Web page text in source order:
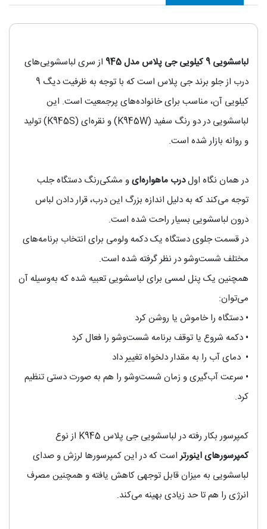
لباسشویی 9 کیلویی جی پلاس مدل 945
از سری لباسشویی‌های
درب‌ از جلو برند جی پلاس است که با توجه به ظرفیت دیگ 9
کیلویی آن، مناسب برای خانواده‌های پرجمعیت است. این
لباسشویی در دو رنگ سفید (K945W) و نقره‌ای (K945S) تولید
و روانه بازار شده است.
در همان نگاه اولدرب ماهواره‌ایو مشکی‌رنگ دستگاه جلب
توجه می‌کند که به دلیل اندازه بزرگ این درب، قرار دادن لباس
درون لباسشویی بسیار راحت شده است.
در قسمت جلوی دستگاه یک دکمه ولومی برای انتخاب برنامه‌های
مختلف شست‌وشو در نظر گرفته شده است.
همچنین یک پنل لمسی برای لباسشویی تعبیه شده که به‌وسیله آن
می‌توان:
• دستگاه را خاموش یا روشن کرد
• دکمه شروع یا توقف برنامه شست‌وشو را فعال کرد
• دمای آب را به مقدار دلخواه تغییر داد
• سرعت آب‌گیری و زمان شست‌وشو را هم به صورت دستی تنظیم
کرد.
کمپرسور بکار رفته در لباسشویی جی پلاس K945 از نوع
کمپرسورهای اینورتر است که در این کمپرسورها لرزش و صدای
لباسشویی به میزان قابل توجهی کاهش یافته و همچنین مصرف
انرژی را هم تا حد زیادی بهینه می‌کند.